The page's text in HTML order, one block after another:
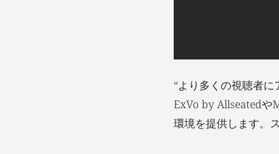
“より多くの視聴者に
ExVo by Allseatedや
環境を提供します。